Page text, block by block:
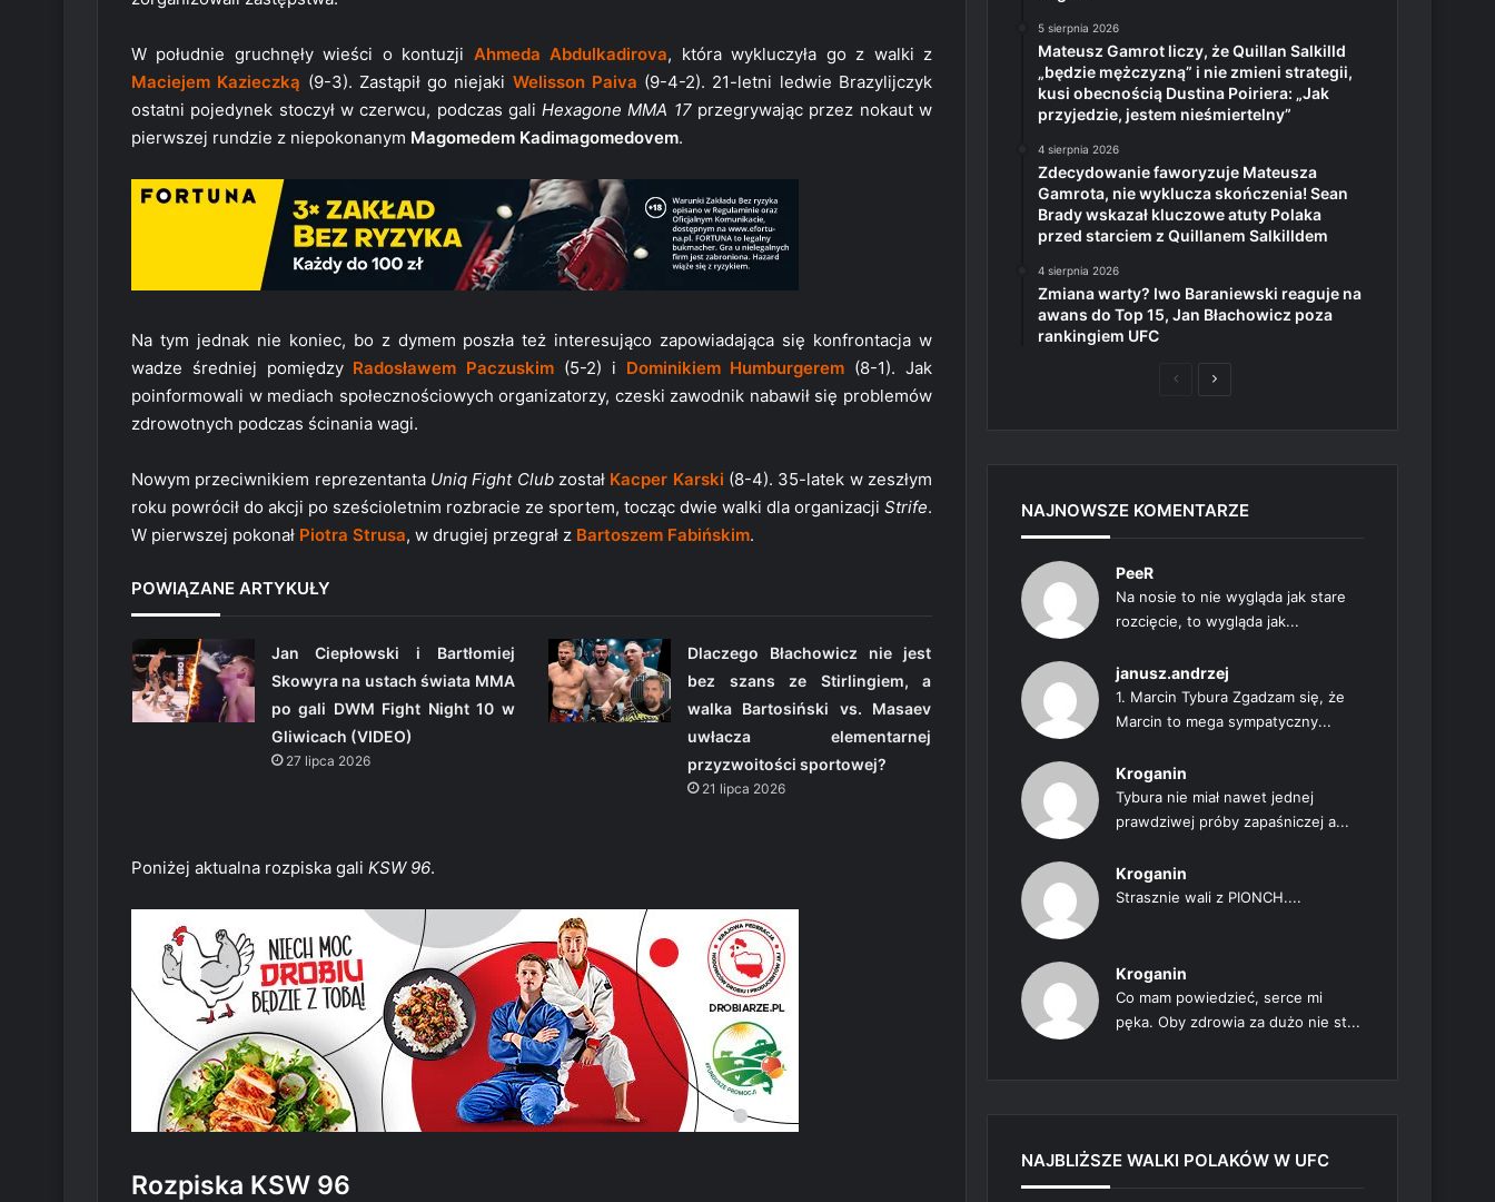
W południe gruchnęły wieści o kontuzji Ahmeda Abdulkadirova, która wykluczyła go z walki z
Maciejem Kazieczką (9-3). Zastąpił go niejaki Welisson Paiva (9-4-2). 21-letni ledwie Brazylijczyk
ostatni pojedynek stoczył w czerwcu, podczas galiHexagone MMA 17przegrywając przez nokaut w
pierwszej rundzie z niepokonanym Magomedem Kadimagomedovem.
Na tym jednak nie koniec, bo z dymem poszła też interesująco zapowiadająca się konfrontacja w
wadze średniej pomiędzy Radosławem Paczuskim (5-2) i Dominikiem Humburgerem (8-1). Jak
poinformowali w mediach społecznościowych organizatorzy, czeski zawodnik nabawił się problemów
zdrowotnych podczas ścinania wagi.
Nowym przeciwnikiem reprezentanta Uniq Fight Clubzostał Kacper Karski (8-4). 35-latek w zeszłym
roku powrócił do akcji po sześcioletnim rozbracie ze sportem, tocząc dwie walki dla organizacji Strife.
W pierwszej pokonał Piotra Strusa, w drugiej przegrał z Bartoszem Fabińskim.
POWIĄZANE ARTYKUŁY
Jan Ciepłowski i Bartłomiej
Skowyra na ustach świata MMA
po gali DWM Fight Night 10 w
Gliwicach (VIDEO)
27 lipca 2026
Dlaczego Błachowicz nie jest
bez szans ze Stirlingiem, a
walka Bartosiński vs. Masaev
uwłacza elementarnej
przyzwoitości sportowej?
21 lipca 2026
Poniżej aktualna rozpiska gali KSW 96.
Rozpiska KSW 96
5 sierpnia 2026
Mateusz Gamrot liczy, że Quillan Salkilld
„będzie mężczyzną” i nie zmieni strategii,
kusi obecnością Dustina Poiriera: „Jak
przyjedzie, jestem nieśmiertelny”
4 sierpnia 2026
Zdecydowanie faworyzuje Mateusza
Gamrota, nie wyklucza skończenia! Sean
Brady wskazał kluczowe atuty Polaka
przed starciem z Quillanem Salkilldem
4 sierpnia 2026
Zmiana warty? Iwo Baraniewski reaguje na
awans do Top 15, Jan Błachowicz poza
rankingiem UFC
PoprzedniaNastępna
NAJNOWSZE KOMENTARZE
PeeR
Na nosie to nie wygląda jak stare
rozcięcie, to wygląda jak...
janusz.andrzej
1. Marcin Tybura Zgadzam się, że
Marcin to mega sympatyczny...
Kroganin
Tybura nie miał nawet jednej
prawdziwej próby zapaśniczej a...
Kroganin
Strasznie wali z PIONCH....
Kroganin
Co mam powiedzieć, serce mi
pęka. Oby zdrowia za dużo nie st...
NAJBLIŻSZE WALKI POLAKÓW W UFC